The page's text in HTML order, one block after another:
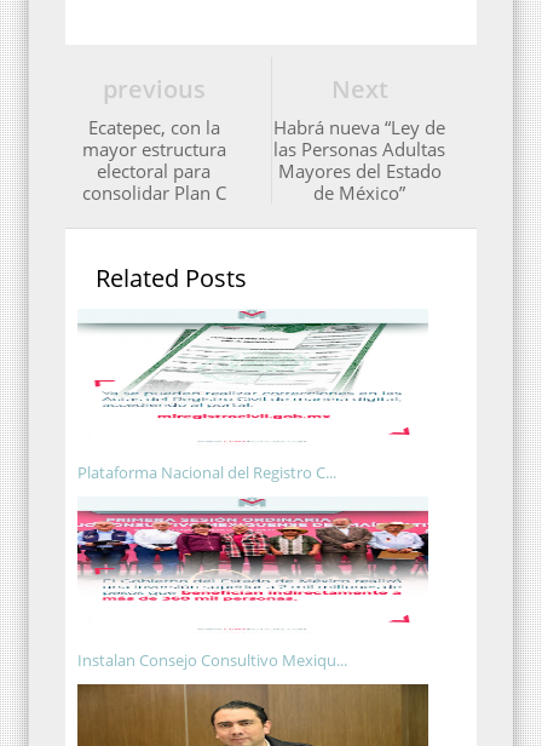
Next
Habrá nueva “Ley de
las Personas Adultas
Mayores del Estado
de México”
previous
Ecatepec, con la
mayor estructura
electoral para
consolidar Plan C
Related Posts
Plataforma Nacional del Registro C...
Instalan Consejo Consultivo Mexiqu...